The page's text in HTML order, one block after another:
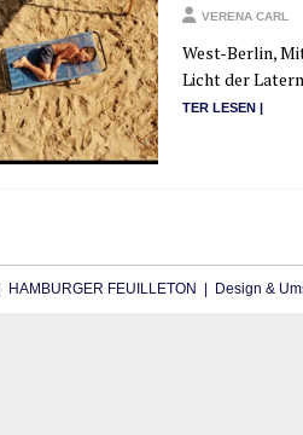
VERENA CARL
West-Ber­­lin,
Licht der
TER LESEN |
FEUILLETON | Design &